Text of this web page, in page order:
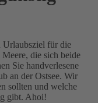
Urlaubsziel für die
die sich beide
Sie handverlesene
an der Ostsee. Wir
sollten und welche
gibt. Ahoi!